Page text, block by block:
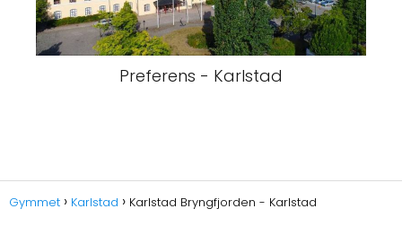
Preferens - Karlstad
Gymmet Karlstad Karlstad Bryngfjorden - Karlstad